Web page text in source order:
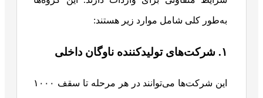
به‌طور کلی شامل موارد زیر هستند:
۱. شرکت‌های تولیدکننده ناوگان داخلی
این شرکت‌ها می‌توانند در هر مرحله تا سقف ۱۰۰۰